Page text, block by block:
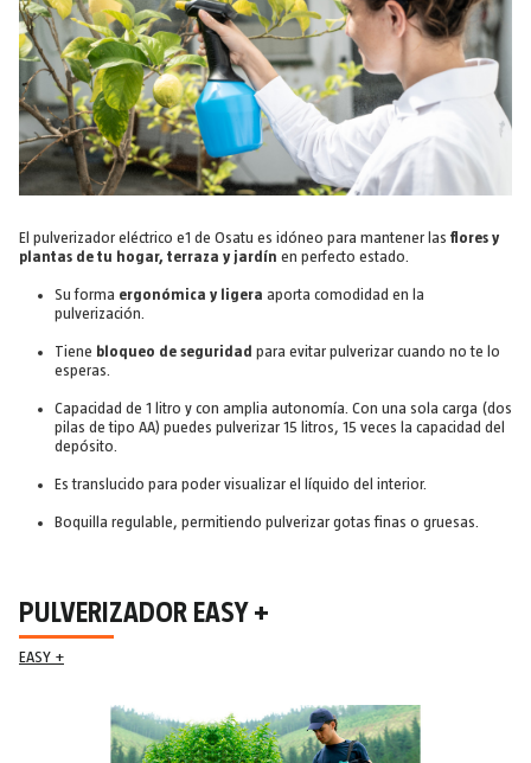
El pulverizador eléctrico e1 de Osatu es idóneo para mantener las flores y
plantas de tu hogar, terraza y jardín en perfecto estado.
Su forma ergonómica y ligera aporta comodidad en la
pulverización.
Tiene bloqueo de seguridad para evitar pulverizar cuando no te lo
esperas.
Capacidad de 1 litro y con amplia autonomía. Con una sola carga (dos
pilas de tipo AA) puedes pulverizar 15 litros, 15 veces la capacidad del
depósito.
Es translucido para poder visualizar el líquido del interior.
Boquilla regulable, permitiendo pulverizar gotas finas o gruesas.
PULVERIZADOR EASY +
EASY +